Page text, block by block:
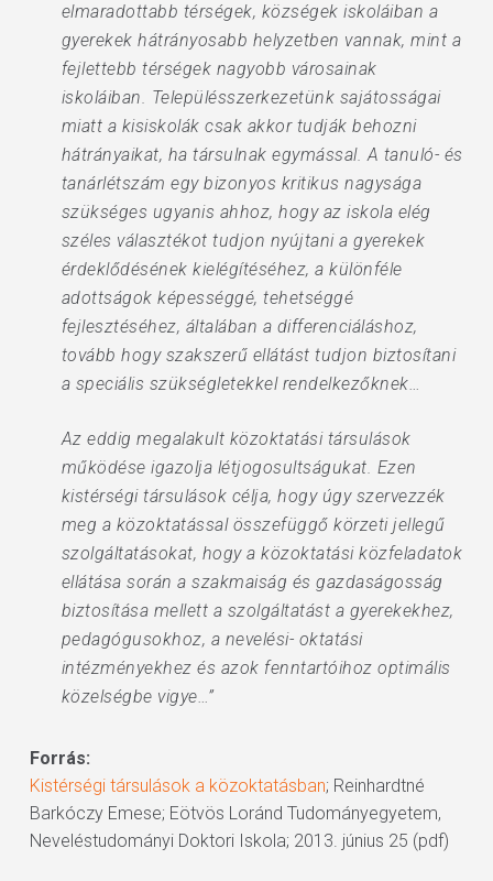
elmaradottabb térségek, községek iskoláiban a
gyerekek hátrányosabb helyzetben vannak, mint a
fejlettebb térségek nagyobb városainak
iskoláiban. Településszerkezetünk sajátosságai
miatt a kisiskolák csak akkor tudják behozni
hátrányaikat, ha társulnak egymással. A tanuló- és
tanárlétszám egy bizonyos kritikus nagysága
szükséges ugyanis ahhoz, hogy az iskola elég
széles választékot tudjon nyújtani a gyerekek
érdeklődésének kielégítéséhez, a különféle
adottságok képességgé, tehetséggé
fejlesztéséhez, általában a differenciáláshoz,
tovább hogy szakszerű ellátást tudjon biztosítani
a speciális szükségletekkel rendelkezőknek…
Az eddig megalakult közoktatási társulások
működése igazolja létjogosultságukat. Ezen
kistérségi társulások célja, hogy úgy szervezzék
meg a közoktatással összefüggő körzeti jellegű
szolgáltatásokat, hogy a közoktatási közfeladatok
ellátása során a szakmaiság és gazdaságosság
biztosítása mellett a szolgáltatást a gyerekekhez,
pedagógusokhoz, a nevelési- oktatási
intézményekhez és azok fenntartóihoz optimális
közelségbe vigye…”
Forrás:
Kistérségi társulások a közoktatásban; Reinhardtné
Barkóczy Emese; Eötvös Loránd Tudományegyetem,
Neveléstudományi Doktori Iskola; 2013. június 25 (pdf)